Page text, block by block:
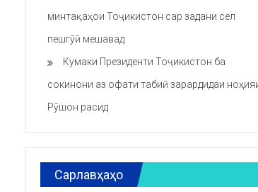
минтақаҳои Тоҷикистон сар задани сел
пешгӯӣ мешавад
Кумаки Президенти Тоҷикистон ба
сокинони аз офати табиӣ зарардидаи
Рӯшон расид
Сарлавҳаҳо